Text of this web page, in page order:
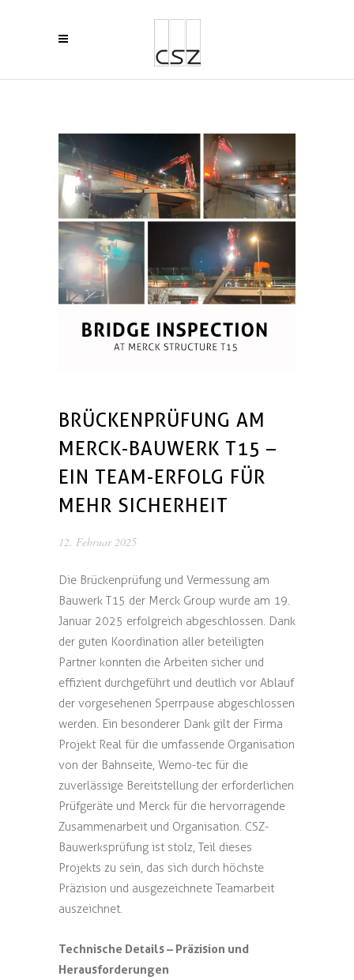
BRÜCKENPRÜFUNG AM
MERCK-BAUWERK T15 –
EIN TEAM-ERFOLG FÜR
MEHR SICHERHEIT
12. Februar 2025
Die Brückenprüfung und Vermessung am
Bauwerk T15 der Merck Group wurde am 19.
Januar 2025 erfolgreich abgeschlossen. Dank
der guten Koordination aller beteiligten
Partner konnten die Arbeiten sicher und
effizient durchgeführt und deutlich vor Ablauf
der vorgesehenen Sperrpause abgeschlossen
werden. Ein besonderer Dank gilt der Firma
Projekt Real für die umfassende Organisation
von der Bahnseite, Wemo-tec für die
zuverlässige Bereitstellung der erforderlichen
Prüfgeräte und Merck für die hervorragende
Zusammenarbeit und Organisation. CSZ-
Bauwerksprüfung ist stolz, Teil dieses
Projekts zu sein, das sich durch höchste
Präzision und ausgezeichnete Teamarbeit
auszeichnet.
Technische Details – Präzision und
Herausforderungen